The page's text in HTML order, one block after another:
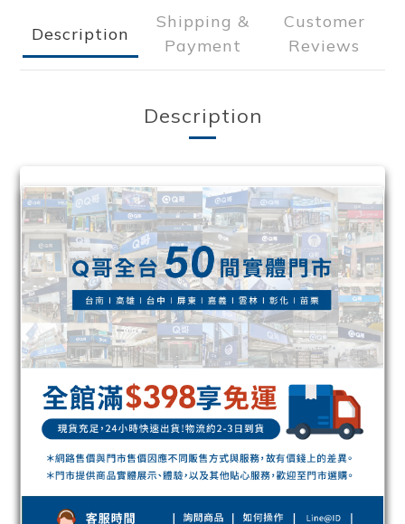
Description
Shipping &
Payment
Customer
Reviews
Description